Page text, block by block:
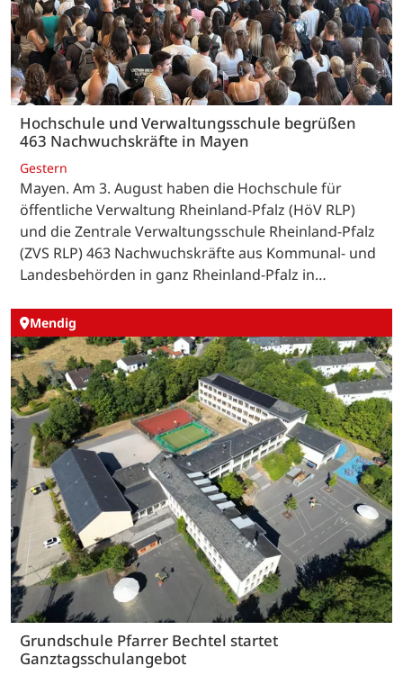
Hochschule und Verwaltungsschule begrüßen
463 Nachwuchskräfte in Mayen
Gestern
Mayen. Am 3. August haben die Hochschule für
öffentliche Verwaltung Rheinland-Pfalz (HöV RLP)
und die Zentrale Verwaltungsschule Rheinland-Pfalz
(ZVS RLP) 463 Nachwuchskräfte aus Kommunal- und
Landesbehörden in ganz Rheinland-Pfalz in…
Mendig
Grundschule Pfarrer Bechtel startet
Ganztagsschulangebot